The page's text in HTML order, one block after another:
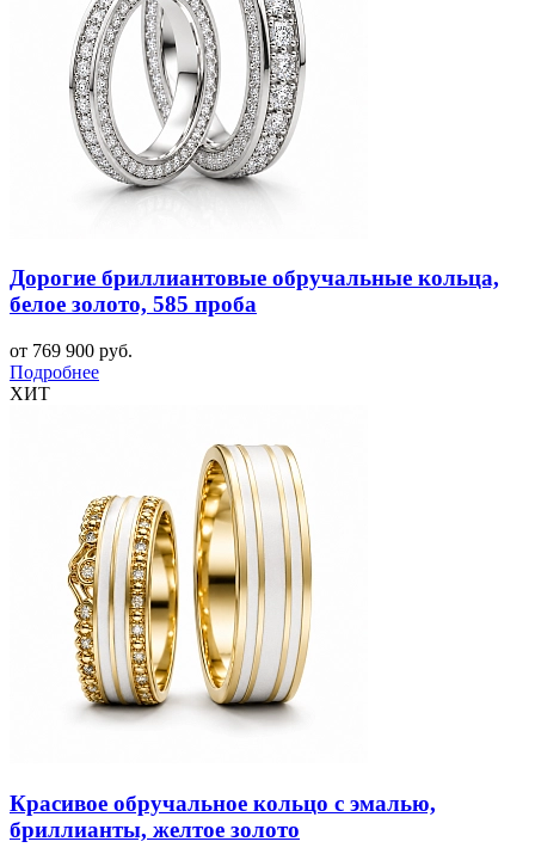
Дорогие бриллиантовые обручальные кольца,
белое золото, 585 проба
от 769 900 руб.
Подробнее
ХИТ
Красивое обручальное кольцо с эмалью,
бриллианты, желтое золото